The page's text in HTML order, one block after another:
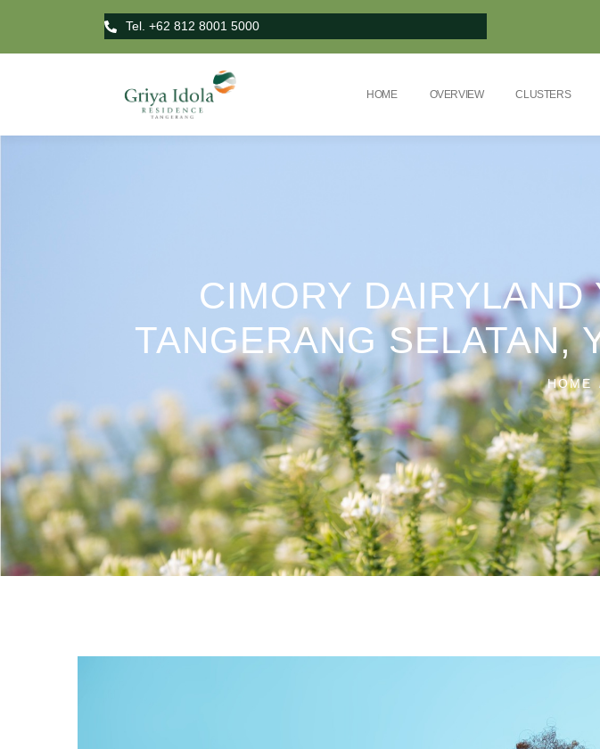
Tel. +62 812 8001 5000
HOME OVERVIEW CLUSTERS
CIMORY
TANGERANG SELATAN,
HOME